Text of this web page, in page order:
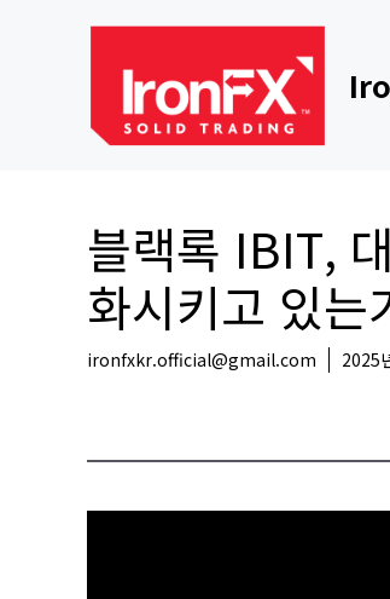
블랙록 IBIT,
화시키고 있는
ironfxkr.official@gmail.com 2025